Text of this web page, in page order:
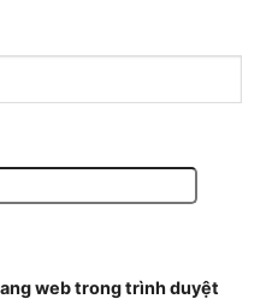
web trong trình duyệt